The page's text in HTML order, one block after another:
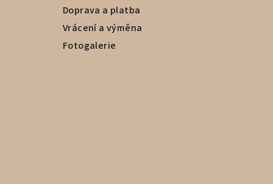
Doprava a platba
Vrácení a výměna
Fotogalerie